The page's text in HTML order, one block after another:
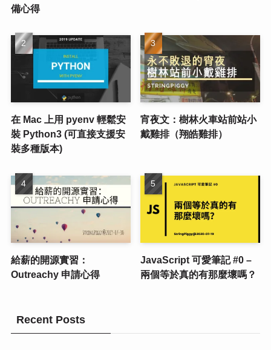
備心得
在 Mac 上用 pyenv 輕鬆安
裝 Python3 (可直接支援安
裝多種版本)
宵夜文：樹林火車站前站小
戴雞排（翔皓雞排）
給薪的開源實習：
Outreachy 申請心得
JavaScript 可愛筆記 #0 –
兩個等於真的有那麼壞嗎？
Recent Posts